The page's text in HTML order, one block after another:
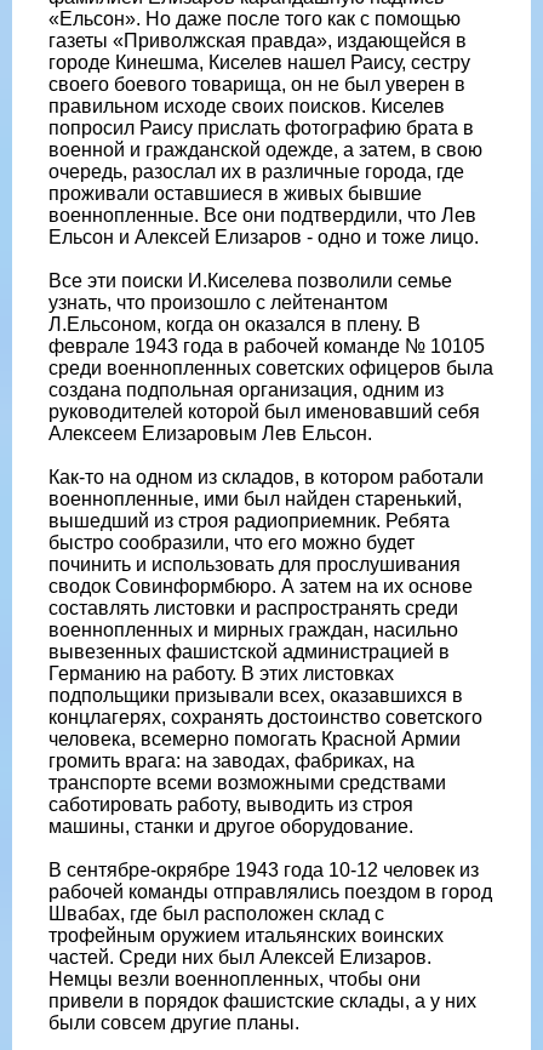
«Ельсон». Но даже после того как с помощью
газеты «Приволжская правда», издающейся в
городе Кинешма, Киселев нашел Раису, сестру
своего боевого товарища, он не был уверен в
правильном исходе своих поисков. Киселев
попросил Раису прислать фотографию брата в
военной и гражданской одежде, а затем, в свою
очередь, разослал их в различные города, где
проживали оставшиеся в живых бывшие
военнопленные. Все они подтвердили, что Лев
Ельсон и Алексей Елизаров - одно и тоже лицо.
Все эти поиски И.Киселева позволили семье
узнать, что произошло с лейтенантом
Л.Ельсоном, когда он оказался в плену. В
феврале 1943 года в рабочей команде № 10105
среди военнопленных советских офицеров была
создана подпольная организация, одним из
руководителей которой был именовавший себя
Алексеем Елизаровым Лев Ельсон.
Как-то на одном из складов, в котором работали
военнопленные, ими был найден старенький,
вышедший из строя радиоприемник. Ребята
быстро сообразили, что его можно будет
починить и использовать для прослушивания
сводок Совинформбюро. А затем на их основе
составлять листовки и распространять среди
военнопленных и мирных граждан, насильно
вывезенных фашистской администрацией в
Германию на работу. В этих листовках
подпольщики призывали всех, оказавшихся в
концлагерях, сохранять достоинство советского
человека, всемерно помогать Красной Армии
громить врага: на заводах, фабриках, на
транспорте всеми возможными средствами
саботировать работу, выводить из строя
машины, станки и другое оборудование.
В сентябре-окрябре 1943 года 10-12 человек из
рабочей команды отправлялись поездом в город
Швабах, где был расположен склад с
трофейным оружием итальянских воинских
частей. Среди них был Алексей Елизаров.
Немцы везли военнопленных, чтобы они
привели в порядок фашистские склады, а у них
были совсем другие планы.